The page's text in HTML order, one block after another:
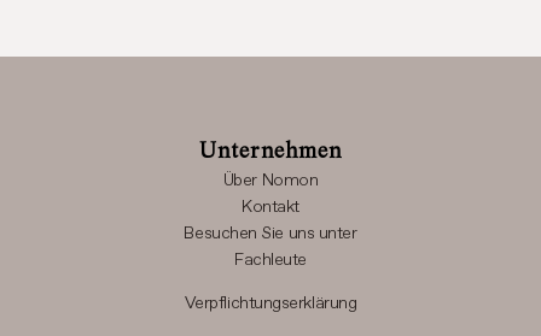
Unternehmen
Über Nomon
Kontakt
Besuchen Sie uns unter
Fachleute
Verpflichtungserklärung